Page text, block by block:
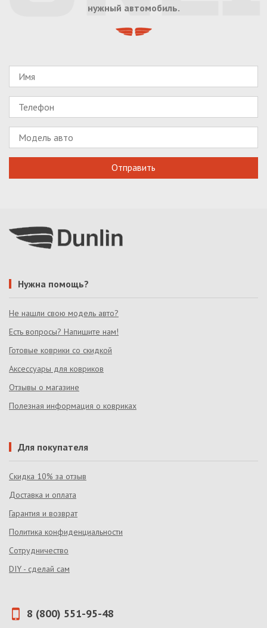
нужный автомобиль.
Нужна помощь?
Не нашли свою модель авто?
Есть вопросы? Напишите нам!
Готовые коврики со скидкой
Аксессуары для ковриков
Отзывы о магазине
Полезная информация о ковриках
Для покупателя
Скидка 10% за отзыв
Доставка и оплата
Гарантия и возврат
Политика конфиденциальности
Сотрудничество
DIY - сделай сам
8 (800) 551-95-48